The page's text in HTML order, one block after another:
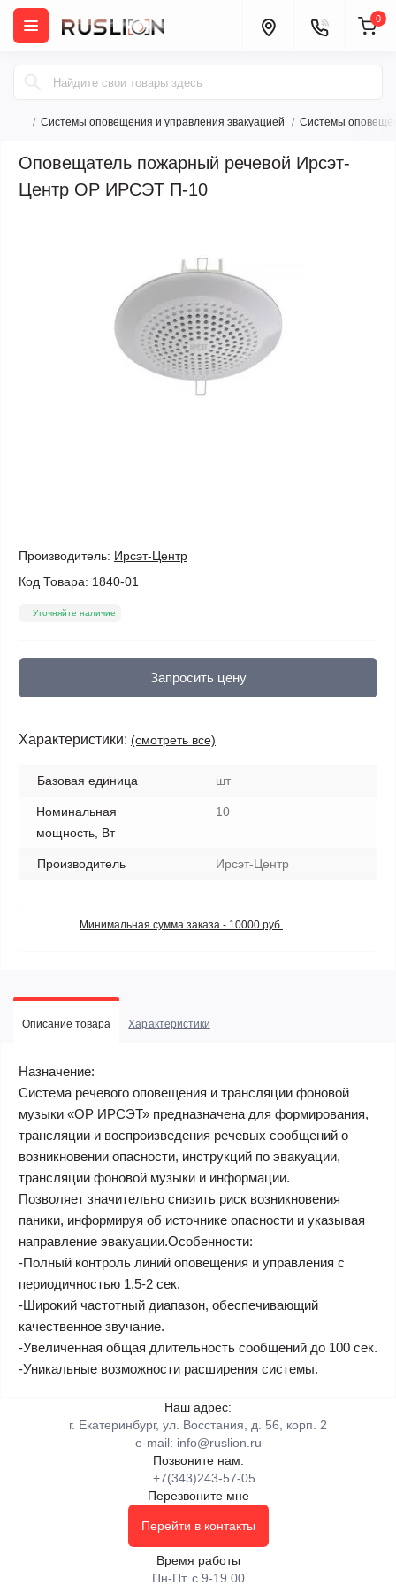
0
Системы оповещения и управления эвакуацией Системы
Оповещатель пожарный речевой Ирсэт-
Центр ОР ИРСЭТ П-10
Производитель: Ирсэт-Центр
Код Товара: 1840-01
Уточняйте наличие
Запросить цену
Характеристики: (смотреть все)
Базовая единица шт
Номинальная
мощность, Вт
10
Производитель Ирсэт-Центр
Минимальная сумма заказа - 10000 руб.
Описание товара Характеристики
Назначение:
Система речевого оповещения и трансляции фоновой
музыки «ОР ИРСЭТ» предназначена для формирования,
трансляции и воспроизведения речевых сообщений о
возникновении опасности, инструкций по эвакуации,
трансляции фоновой музыки и информации.
Позволяет значительно снизить риск возникновения
паники, информируя об источнике опасности и указывая
направление эвакуации.Особенности:
-Полный контроль линий оповещения и управления с
периодичностью 1,5-2 сек.
-Широкий частотный диапазон, обеспечивающий
качественное звучание.
-Увеличенная общая длительность сообщений до 100 сек.
-Уникальные возможности расширения системы.
Наш адрес:
г. Екатеринбург, ул. Восстания, д. 56, корп. 2
e-mail: info@ruslion.ru
Позвоните нам:
+7(343)243-57-05
Перезвоните мне
Перейти в контакты
Время работы
Пн-Пт. с 9-19.00